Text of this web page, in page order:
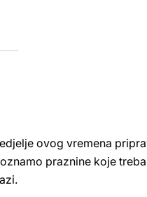
ovog vremena
praznine koje